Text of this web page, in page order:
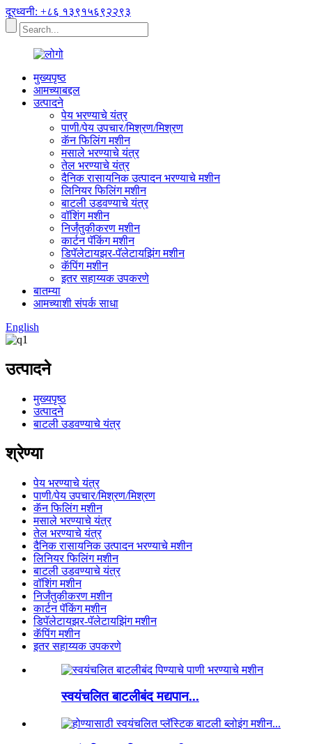
दूरध्वनी: +८६ १३९१५६९२२९३
मुख्यपृष्ठ
आमच्याबद्दल
उत्पादने
पेय भरण्याचे यंत्र
पाणी/पेय उपचार/मिश्रण/मिश्रण
कॅन फिलिंग मशीन
मसाले भरण्याचे यंत्र
तेल भरण्याचे यंत्र
दैनिक रासायनिक उत्पादन भरण्याचे मशीन
लिनियर फिलिंग मशीन
बाटली उडवण्याचे यंत्र
वॉशिंग मशीन
निर्जंतुकीकरण मशीन
कार्टन पॅकिंग मशीन
डिपॅलेटायझर-पॅलेटायझिंग मशीन
कॅपिंग मशीन
इतर सहाय्यक उपकरणे
बातम्या
आमच्याशी संपर्क साधा
English
उत्पादने
मुख्यपृष्ठ
उत्पादने
बाटली उडवण्याचे यंत्र
श्रेण्या
पेय भरण्याचे यंत्र
पाणी/पेय उपचार/मिश्रण/मिश्रण
कॅन फिलिंग मशीन
मसाले भरण्याचे यंत्र
तेल भरण्याचे यंत्र
दैनिक रासायनिक उत्पादन भरण्याचे मशीन
लिनियर फिलिंग मशीन
बाटली उडवण्याचे यंत्र
वॉशिंग मशीन
निर्जंतुकीकरण मशीन
कार्टन पॅकिंग मशीन
डिपॅलेटायझर-पॅलेटायझिंग मशीन
कॅपिंग मशीन
इतर सहाय्यक उपकरणे
स्वयंचलित बाटलीबंद मद्यपान...